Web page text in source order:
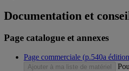
Documentation et
Page catalogue et annexes
Page commerciale (p.540a
Ajouter à ma liste de matériel